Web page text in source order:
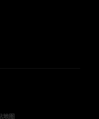
地图